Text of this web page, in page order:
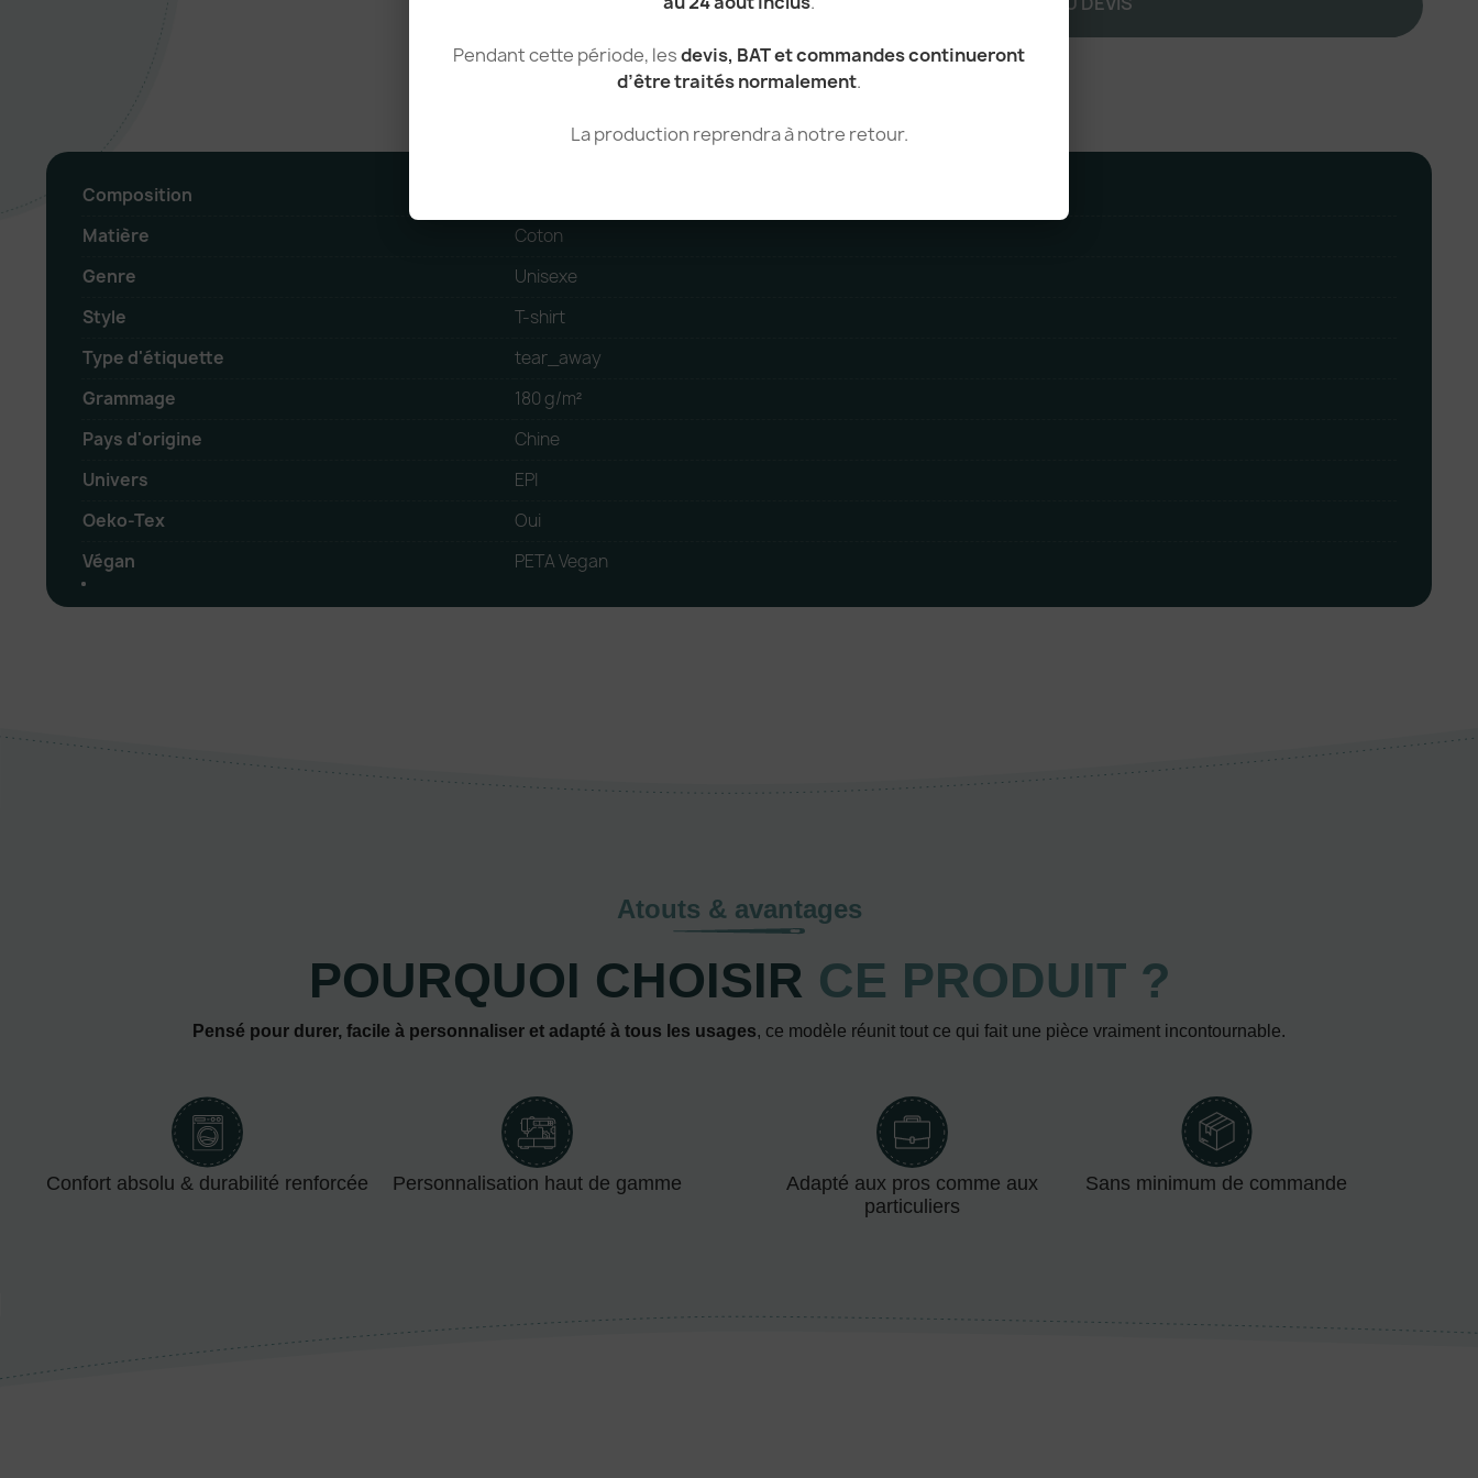
Pendant cette période, lesdevis, BAT et commandes continueront
d’être traités normalement.
La production reprendra à notre retour.
Composition
Matière
Coton
Genre
Unisexe
Style
T-shirt
Type d'étiquette
tear_away
Grammage
180 g/m²
Pays d'origine
Chine
Univers
EPI
Oeko-Tex
Oui
Végan
PETA Vegan
Atouts & avantages
POURQUOI CHOISIR CE PRODUIT ?
Pensé pour durer, facile à personnaliser et adapté à tous les usages, ce modèle réunit tout ce qui fait une pièce vraiment incontournable.
Confort absolu & durabilité renforcée Personnalisation haut de gamme
Adapté aux pros comme aux
particuliers
Sans minimum de commande